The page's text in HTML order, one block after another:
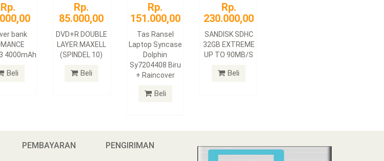
Rp.
bank
4000mAh
Beli
Rp.
85.000,00
DVD+R DOUBLE
LAYER MAXELL
(SPINDEL 10)
Beli
Rp.
151.000,00
Tas Ransel
Laptop Syncase
Dolphin
Sy7204408 Biru
+ Raincover
Beli
Rp.
230.000,00
SANDISK SDHC
32GB EXTREME
UP TO 90MB/S
Beli
PEMBAYARAN PENGIRIMAN